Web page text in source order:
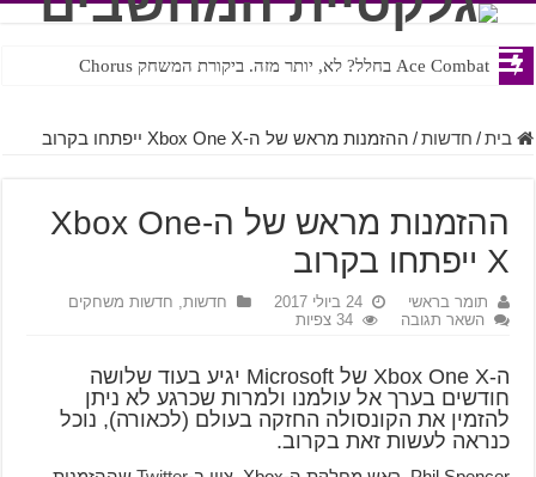
Ace Combat בחלל? לא, יותר מזה. ביקורת המשחק Chorus
בית / חדשות / ההזמנות מראש של ה-Xbox One X ייפתחו בקרוב
ההזמנות מראש של ה-Xbox One
X ייפתחו בקרוב
תומר בראשי 24 ביולי 2017 חדשות, חדשות משחקים
השאר תגובה
34 צפיות
ה-Xbox One X של Microsoft יגיע בעוד שלושה
חודשים בערך אל עולמנו ולמרות שכרגע לא ניתן
להזמין את הקונסולה החזקה בעולם (לכאורה), נוכל
כנראה לעשות זאת בקרוב.